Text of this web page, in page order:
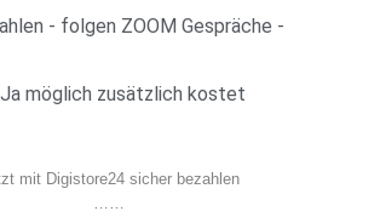
- folgen ZOOM Gespräche -
möglich zusätzlich kostet
mit Digistore24 sicher bezahlen
……